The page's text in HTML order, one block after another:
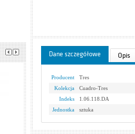
Dane szczegółowe Opis
Producent
Tres
Kolekcja
Cuadro-Tres
Indeks
1.06.118.DA
Jednostka
sztuka